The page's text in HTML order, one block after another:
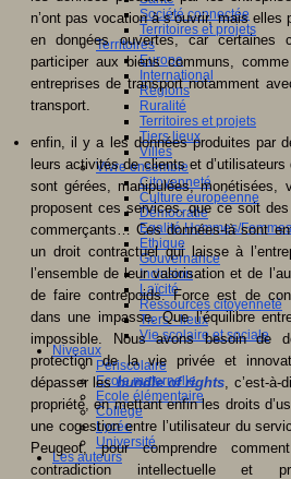
Société connectée
Territoires et projets
Territoires
Europe
International
Régions
Ruralité
Territoires et projets
Tiers lieux
Villes
Vivre ensemble
Citoyenneté
Culture européenne
Démocratie
Egalité Hommes/Femmes
Ethique
Gouvernance
Inclusion
Laïcité
Ressources citoyenneté
Tiers - lieux
Vie scolaire et sociale
Niveaux
Périscolaire
Ecole maternelle
Ecole élémentaire
Collège
Lycée
Université
Les auteurs
n’ont pas vocation à s’ouvrir, mais
en données ouvertes, car certaines
participer aux biens communs,
entreprises de transport notamment
transport.
enfin, il y a les données produites par
leurs activités de clients et
sont gérées, manipulées, monétisées,
proposent ces services, que ce soit
commerçants… Ces données-là sont
un droit contractuel qui laisse à
l’ensemble de leur valorisation et de
de faire contrepoids. Force est de
dans une impasse. Que l’équilibre
impossible. Nous avons besoin de
protection de la vie privée et
dépasser lesbundle of rights , c’est-
propriété, en mettant enfin les droits
une cogestion entre l’utilisateur du
Peugeot, pour comprendre
contradiction intellectuelle et